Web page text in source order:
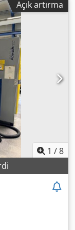
(maks.):
50 Hz
makinesini,
22406695
yöntemi:
daha fazla
veya bizi
Açık artırma
1 /8